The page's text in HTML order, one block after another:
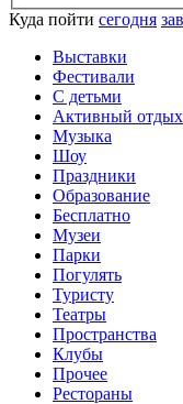
Куда пойти сегодня
Выставки
Фестивали
С детьми
Активный отдых
Музыка
Шоу
Праздники
Образование
Бесплатно
Музеи
Парки
Погулять
Туристу
Театры
Пространства
Клубы
Прочее
Рестораны